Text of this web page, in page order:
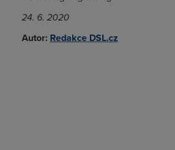
24. 6. 2020
Autor: Redakce DSL.cz